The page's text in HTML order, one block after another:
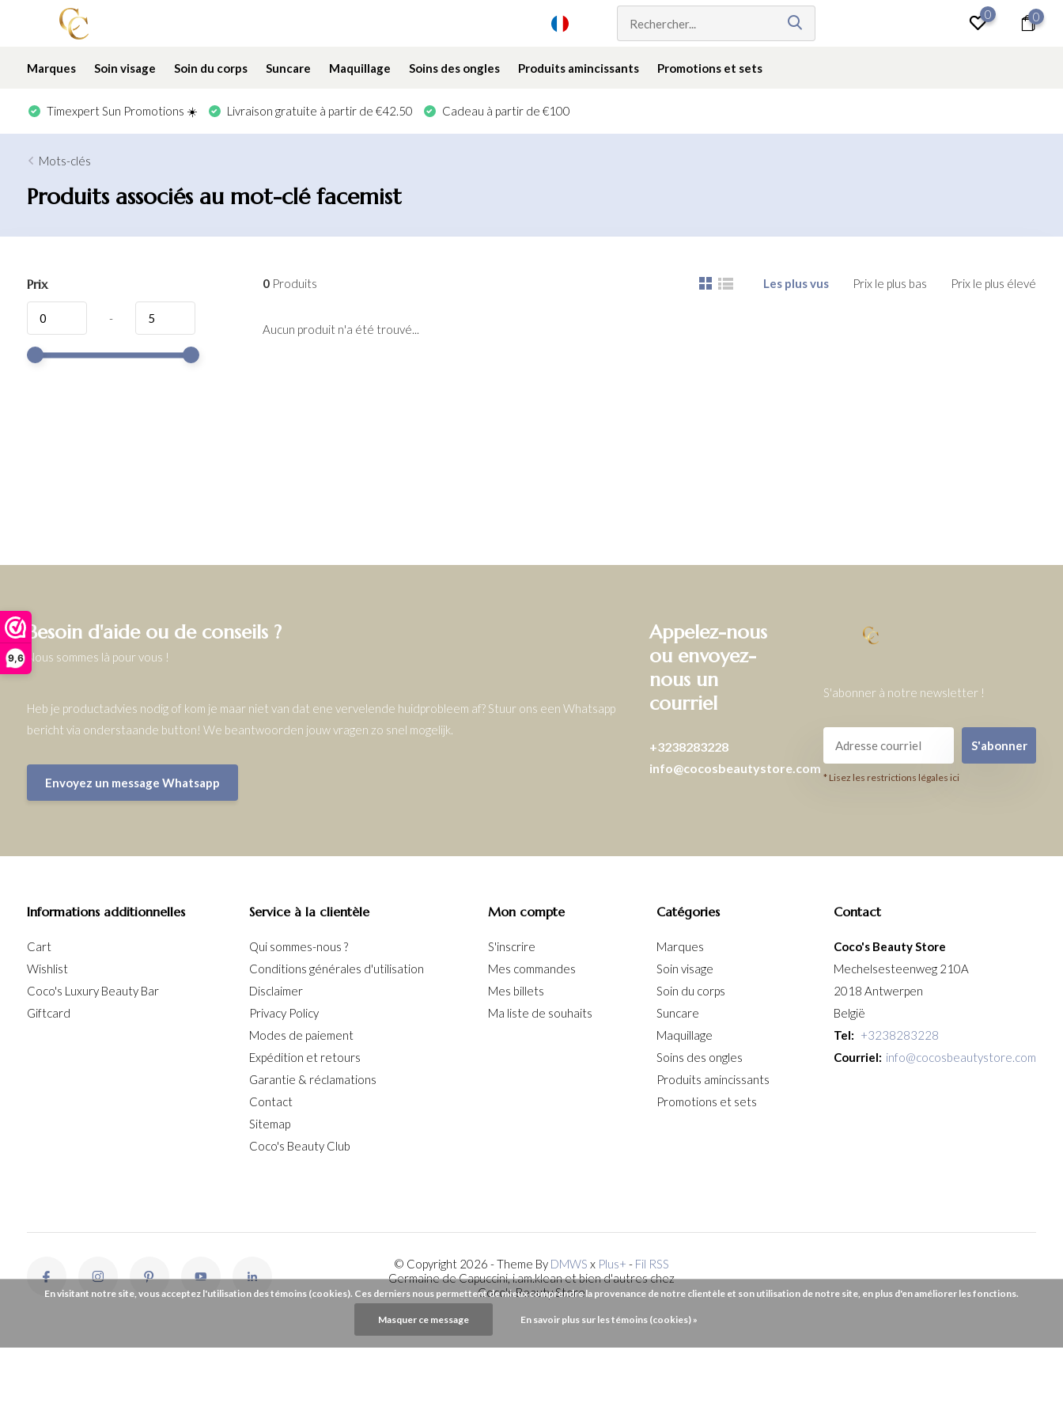
9,6
0 0
Marques Soin visage Soin du corps Suncare Maquillage Soins des ongles Produits amincissants Promotions et sets
Timexpert Sun Promotions ☀️ Livraison gratuite à partir de €42.50 Cadeau à partir de €100
Mots-clés
Produits associés au mot-clé facemist
Prix
-
0Produits Les plus vus Prix le plus bas Prix le plus élevé
Aucun produit n'a été trouvé...
Besoin d'aide ou de conseils ?
Nous sommes là pour vous !
Heb je productadvies nodig of kom je maar niet van dat ene vervelende huidprobleem af? Stuur ons een Whatsapp
bericht via onderstaande button! We beantwoorden jouw vragen zo snel mogelijk.
Envoyez un message Whatsapp
Appelez-nous
ou envoyez-
nous un
courriel
+3238283228
info@cocosbeautystore.com
S'abonner à notre newsletter !
S'abonner
* Lisez les restrictions légales ici
Informations additionnelles
Cart
Wishlist
Coco's Luxury Beauty Bar
Giftcard
Service à la clientèle
Qui sommes-nous ?
Conditions générales d'utilisation
Disclaimer
Privacy Policy
Modes de paiement
Expédition et retours
Garantie & réclamations
Contact
Sitemap
Coco's Beauty Club
Mon compte
S'inscrire
Mes commandes
Mes billets
Ma liste de souhaits
Catégories
Marques
Soin visage
Soin du corps
Suncare
Maquillage
Soins des ongles
Produits amincissants
Promotions et sets
Contact
Coco's Beauty Store
Mechelsesteenweg 210A
2018 Antwerpen
België
Tel: +3238283228
Courriel: info@cocosbeautystore.com
© Copyright 2026 - Theme By DMWS x Plus+ - Fil RSS
Germaine de Capuccini, i.am.klean et bien d'autres chez
Coco's Beauty Store
En visitant notre site, vous acceptez l'utilisation des témoins (cookies). Ces derniers nous permettent de mieux comprendre la provenance de notre clientèle et son utilisation de notre site, en plus d'en améliorer les fonctions.
Masquer ce message En savoir plus sur les témoins (cookies) »